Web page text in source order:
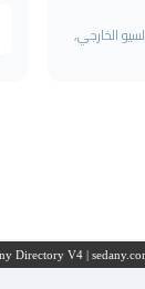
الخارجي,
Directory V4 |